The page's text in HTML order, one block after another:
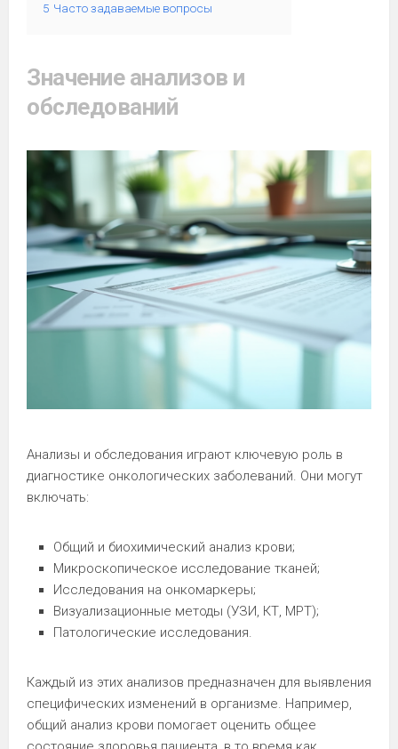
5 Часто задаваемые вопросы
Значение анализов и
обследований
Анализы и обследования играют ключевую роль в
диагностике онкологических заболеваний. Они могут
включать:
Общий и биохимический анализ крови;
Микроскопическое исследование тканей;
Исследования на онкомаркеры;
Визуализационные методы (УЗИ, КТ, МРТ);
Патологические исследования.
Каждый из этих анализов предназначен для выявления
специфических изменений в организме. Например,
общий анализ крови помогает оценить общее